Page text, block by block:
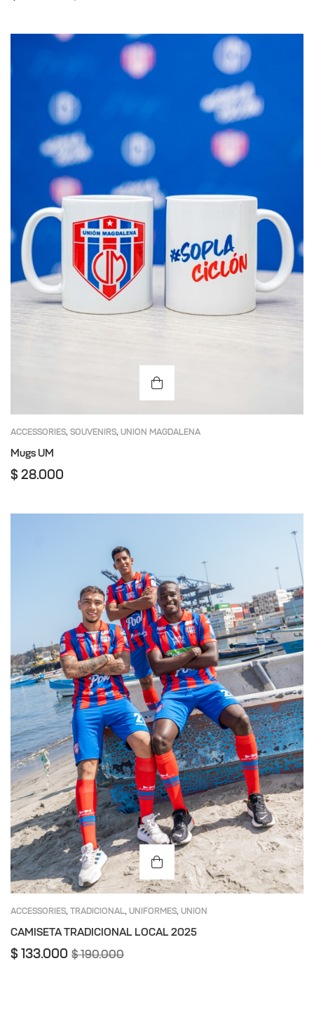
ACCESSORIES, SOUVENIRS, UNION MAGDALENA
Mugs UM
$ 28.000
ACCESSORIES, TRADICIONAL, UNIFORMES, UNION
CAMISETA TRADICIONAL LOCAL 2025
$190.000
$ 133.000